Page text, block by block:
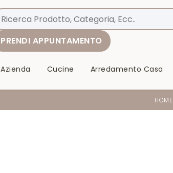
PRENDI APPUNTAMENTO
Azienda Cucine Arredamento Casa
HOME